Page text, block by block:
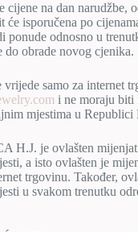
na dan narudžbe,
će isporučena po
ponude odnosno u
do obrade novog cjenika.
vrijede samo za internet
i ne moraju biti
mjestima u Republici
H.J. je ovlašten
a isto ovlašten je
trgovinu. Također,
u svakom trenutku